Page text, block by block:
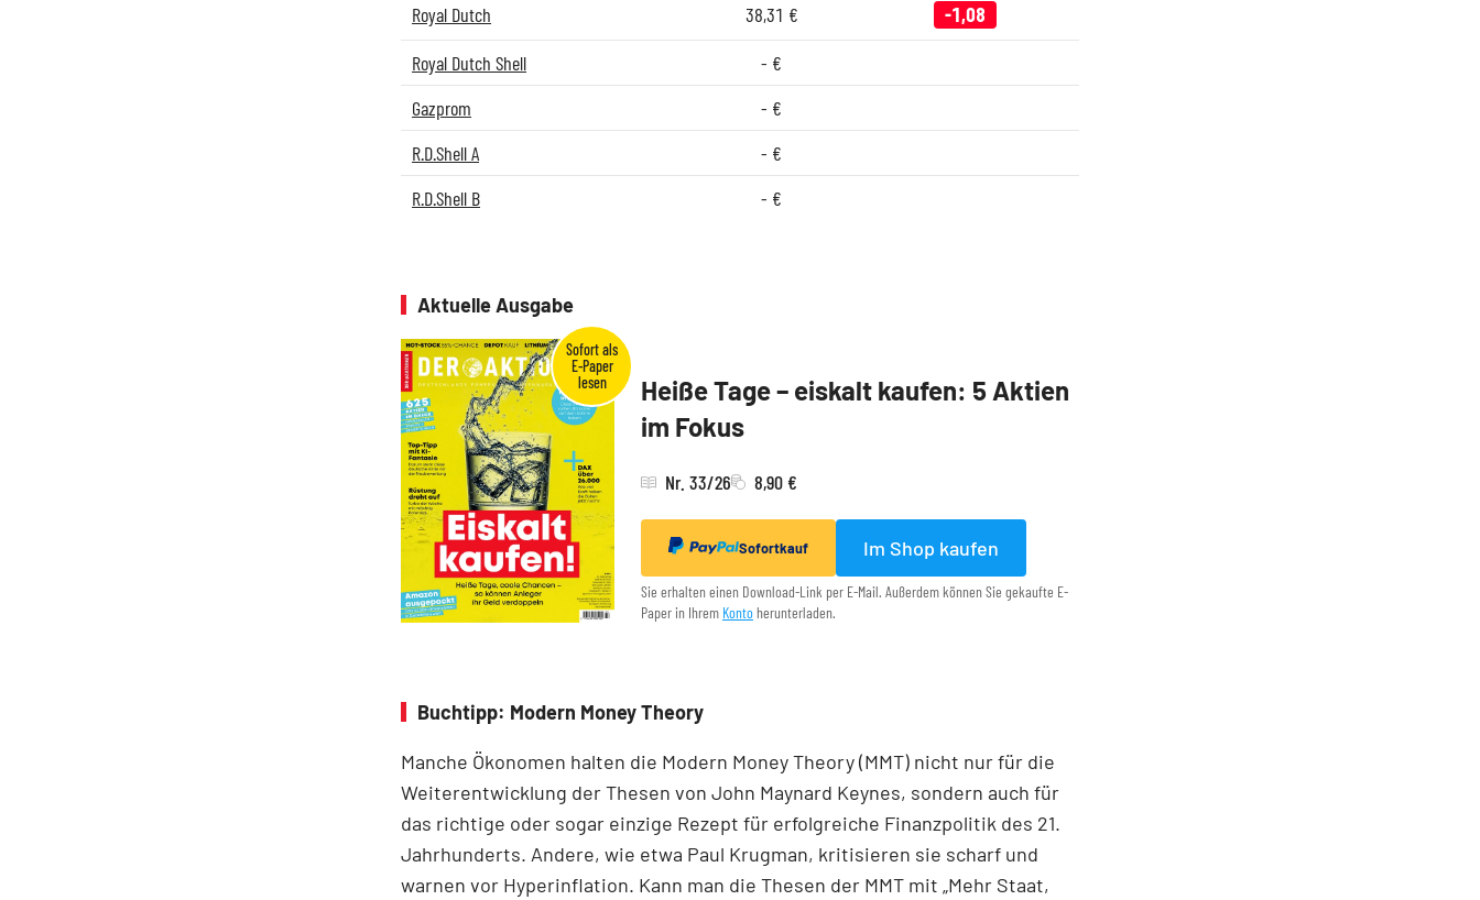
Royal Dutch 38,31 €
-1,08
Royal Dutch Shell
- €
Gazprom
- €
R.D.Shell A
- €
R.D.Shell B
- €
Aktuelle Ausgabe
Heiße Tage – eiskalt kaufen: 5 Aktien
im Fokus
Nr. 33/26 8,90 €
Sofortkauf Im Shop kaufen
Sie erhalten einen Download-Link per E-Mail. Außerdem können Sie gekaufte E-
Paper in Ihrem Konto herunterladen.
Buchtipp: Modern Money Theory
Manche Ökonomen halten die Modern Money Theory (MMT) nicht nur für die
Weiterentwicklung der Thesen von John Maynard Keynes, sondern auch für
das richtige oder sogar einzige Rezept für erfolgreiche Finanzpolitik des 21.
Jahrhunderts. Andere, wie etwa Paul Krugman, kritisieren sie scharf und
warnen vor Hyperinflation. Kann man die Thesen der MMT mit „Mehr Staat,